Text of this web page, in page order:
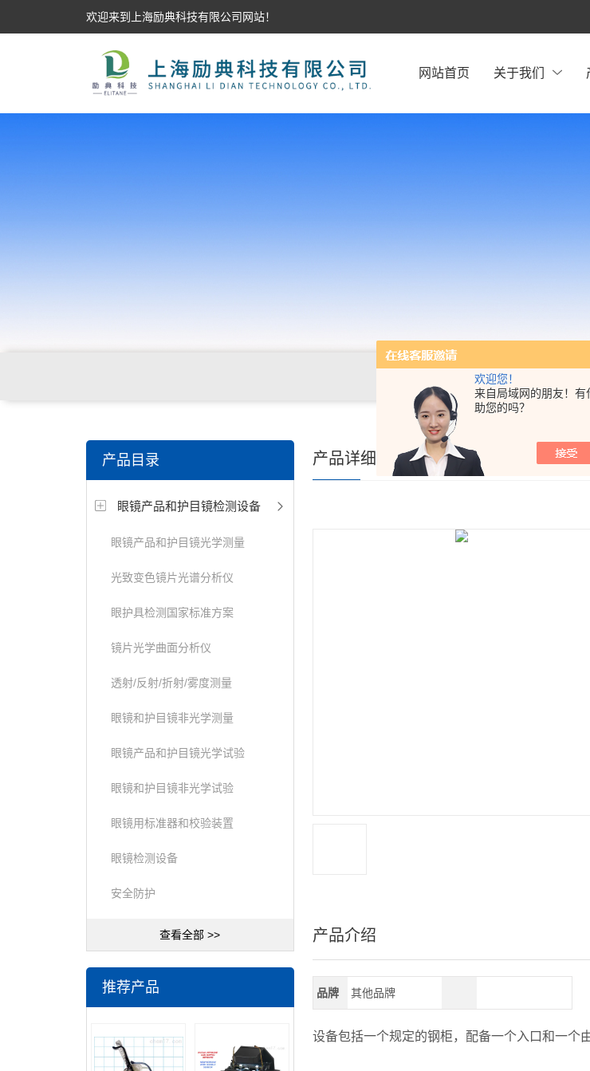
欢迎您！
来自局域网的朋友！有
助您的吗？
欢迎来到上海励典科技有限公司网站！
网站首页 关于我们
角膜接触镜老化试验箱，角膜接触镜透过率测量仪，角膜接触镜接触角测量仪，角膜接
仪，角膜接触镜厚度测量仪，角膜接触镜折光仪，角膜接触镜光学分析仪等，人工晶状体压缩力测量仪
测试仪，人工晶状体疲劳试验仪等
产品目录
眼镜产品和护目镜检测设备
眼镜产品和护目镜光学测量
光致变色镜片光谱分析仪
眼护具检测国家标准方案
镜片光学曲面分析仪
透射/反射/折射/雾度测量
眼镜和护目镜非光学测量
眼镜产品和护目镜光学试验
眼镜和护目镜非光学试验
眼镜用标准器和校验装置
眼镜检测设备
安全防护
查看全部 >>
推荐产品
你
产品详细页
产品介绍
品牌 其他品牌
设备包括一个规定的钢柜，配备一个入口和一个